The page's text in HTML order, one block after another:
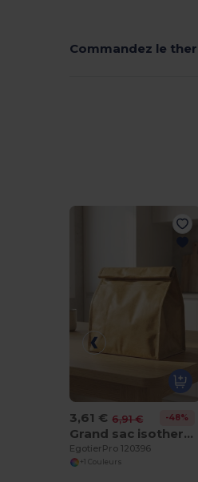
Commandez le
3,61 € 6,91 € -48%
Grand sac isotherme Papyrus 6L
EgotierPro 120396
+1 Couleurs